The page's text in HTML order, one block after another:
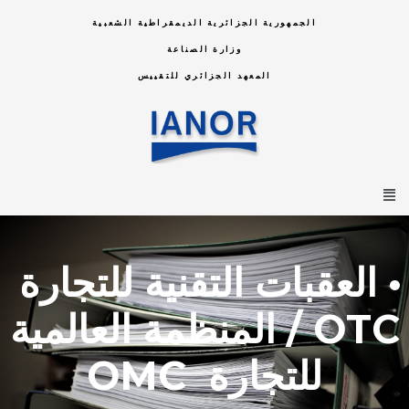
الجمهورية الجزائرية الديمقراطية الشعبية
وزارة الصناعة
المعهد الجزائري للتقييس
• العقبات التقنية للتجارة
OTC
/ المنظمة العالمية
للتجارة OMC